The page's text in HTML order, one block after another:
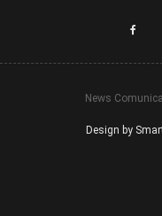
News
Design by